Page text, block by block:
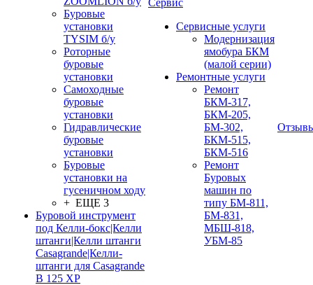
Буровые
установки
TYSIM б/у
Роторные
буровые
установки
Самоходные
буровые
установки
Гидравлические
буровые
установки
Буровые
установки на
гусеничном ходу
+ ЕЩЕ 3
Буровой инструмент
под Келли-бокс|Келли
штанги|Келли штанги
Casagrande|Келли-
штанги для Casagrande
B 125 XP
Сервис
Сервисные услуги
Модернизация
ямобура БКМ
(малой серии)
Ремонтные услуги
Ремонт
БКМ-317,
БКМ-205,
БМ-302,
БКМ-515,
БКМ-516
Ремонт
Буровых
машин по
типу БМ-811,
БМ-831,
МБШ-818,
УБМ-85